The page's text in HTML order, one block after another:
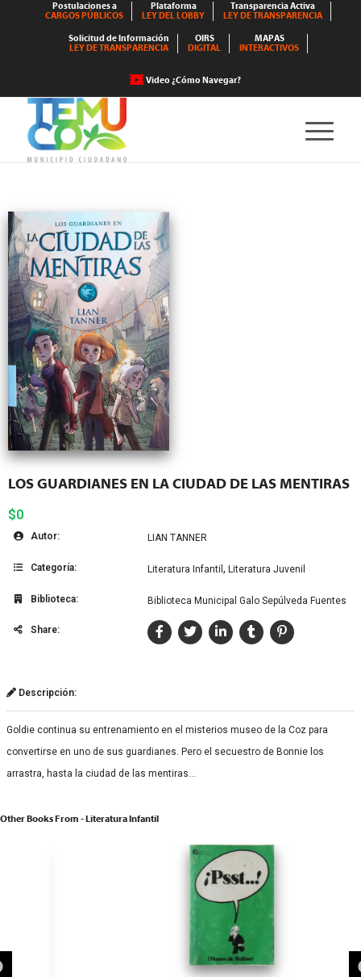
Postulaciones a
CARGOS PÚBLICOS
Plataforma
LEY DEL LOBBY
Transparencia Activa
LEY DE TRANSPARENCIA
Solicitud de Información
LEY DE TRANSPARENCIA
OIRS
DIGITAL
MAPAS
INTERACTIVOS
Video ¿Cómo Navegar?
LOS GUARDIANES EN LA CIUDAD DE LAS MENTIRAS
$0
Autor: LIAN TANNER
Categoría: Literatura Infantil , Literatura Juvenil
Biblioteca: Biblioteca Municipal Galo Sepúlveda Fuentes
Share:
Descripción:
Goldie continua su entrenamiento en el misterios museo de la Coz para
convertirse en uno de sus guardianes. Pero el secuestro de Bonnie los
arrastra, hasta la ciudad de las mentiras…
Other Books From - Literatura Infantil